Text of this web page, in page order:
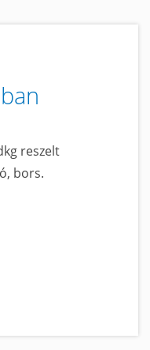
reszelt
bors.